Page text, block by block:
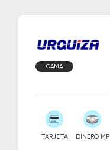
CAMA
TARJETA DINERO MP